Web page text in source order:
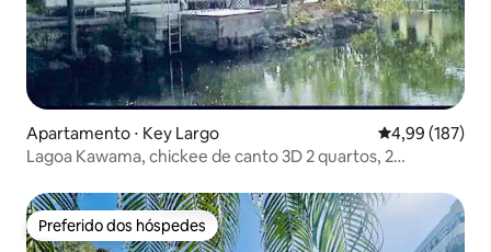
Apartamento ⋅ Key Largo 4,99 de uma
4,99 (187)
Lagoa Kawama, chickee de canto 3D 2 quartos, 2
Preferido dos hóspedes
Preferido dos hóspedes